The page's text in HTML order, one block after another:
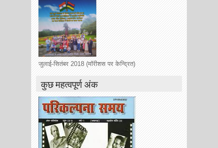
जुलाई-सितंबर 2018 (मॉरीशस पर केन्द्रित)
कुछ महत्वपूर्ण अंक